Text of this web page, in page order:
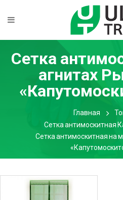
Сетка
агнитах
Главная
Сетка антимоскитная
Сетка антимоскитная на